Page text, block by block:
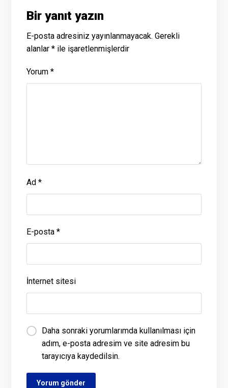
Bir yanıt yazın
E-posta adresiniz yayınlanmayacak. Gerekli
alanlar* ile işaretlenmişlerdir
Yorum*
Ad*
E-posta*
İnternet sitesi
Daha sonraki yorumlarımda kullanılması için
adım, e-posta adresim ve site adresim bu
tarayıcıya kaydedilsin.